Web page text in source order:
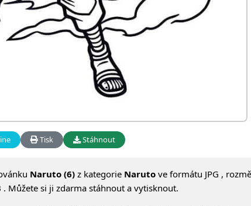
Tisk Stáhnout
Naruto (6)z kategorie Narutove formátu JPG ,
Můžete si ji zdarma stáhnout a vytisknout.